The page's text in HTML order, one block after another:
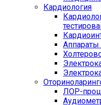
Кардиология
ЛОР-